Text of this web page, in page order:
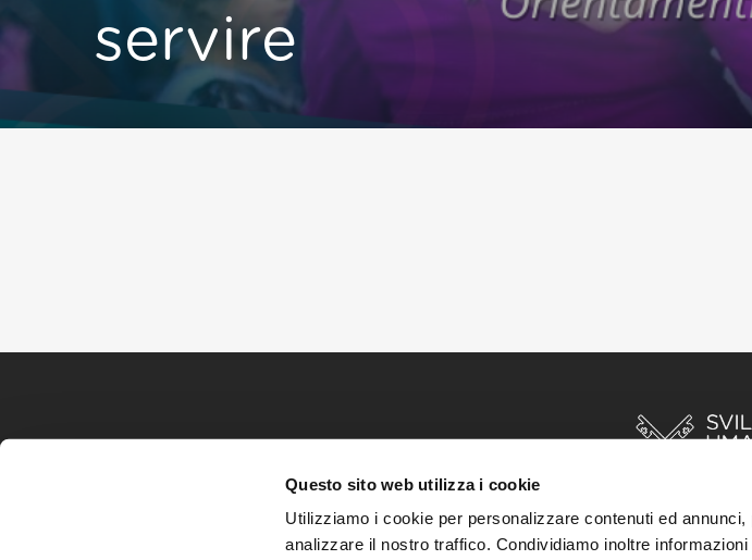
Questo sito web utilizza i cookie
Utilizziamo i cookie per personalizzare contenuti ed
analizzare il nostro traffico. Condividiamo inoltre
servire
INIZIO